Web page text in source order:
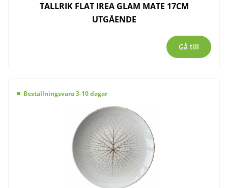
TALLRIK FLAT IREA GLAM MATE 17CM
UTGÅENDE
Gå till
Beställningsvara 3-10 dagar